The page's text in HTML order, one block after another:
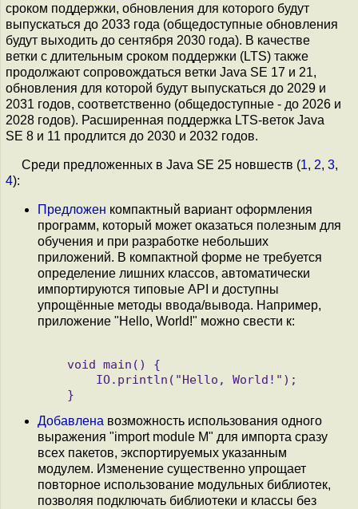
сроком поддержки, обновления для которого будут
выпускаться до 2033 года (общедоступные обновления
будут выходить до сентября 2030 года). В качестве
ветки с длительным сроком поддержки (LTS) также
продолжают сопровождаться ветки Java SE 17 и 21,
обновления для которой будут выпускаться до 2029 и
2031 годов, соответственно (общедоступные - до 2026 и
2028 годов). Расширенная поддержка LTS-веток Java
SE 8 и 11 продлится до 2030 и 2032 годов.
Среди предложенных в Java SE 25 новшеств (1, 2, 3,
4):
Предложен компактный вариант оформления
программ, который может оказаться полезным для
обучения и при разработке небольших
приложений. В компактной форме не требуется
определение лишних классов, автоматически
импортируются типовые API и доступны
упрощённые методы ввода/вывода. Например,
приложение "Hello, World!" можно свести к:
Добавлена возможность использования одного
выражения "import module M" для импорта сразу
всех пакетов, экспортируемых указанным
модулем. Изменение существенно упрощает
повторное использование модульных библиотек,
позволяя подключать библиотеки и классы без